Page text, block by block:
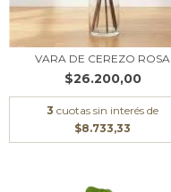
VARA DE CEREZO ROSA
$26.200,00
3 cuotas sin interés de
$8.733,33